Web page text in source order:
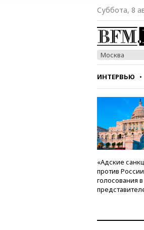
Суббота, 8
Москва
ИНТЕРВЬЮ
СТИЛЬ
«Адские
против
голосования